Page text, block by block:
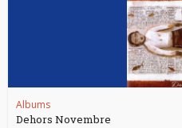
Albums
Dehors Novembre